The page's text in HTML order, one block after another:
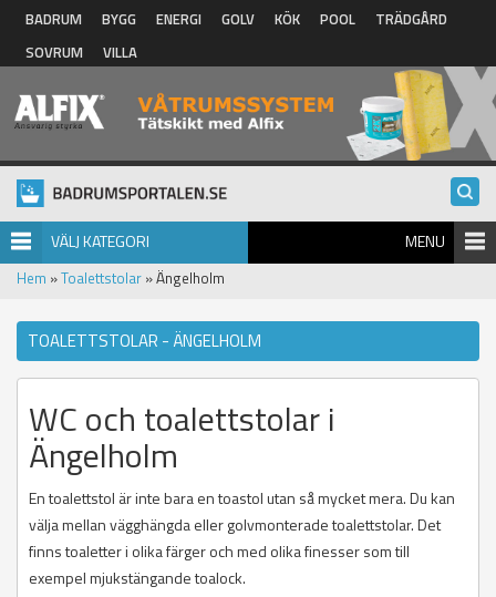
Hoppa till huvudinnehåll
BADRUM BYGG ENERGI GOLV KÖK POOL
TRÄDGÅRD
SOVRUM
VILLA
VÄLJ KATEGORI MENU
Hem »Toalettstolar » Ängelholm
TOALETTSTOLAR - ÄNGELHOLM
WC och toalettstolar i
Ängelholm
En toalettstol är inte bara en toastol utan så mycket mera. Du kan
välja mellan vägghängda eller golvmonterade toalettstolar. Det
finns toaletter i olika färger och med olika finesser som till
exempel mjukstängande toalock.